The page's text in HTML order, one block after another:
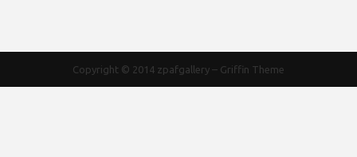
Copyright © 2014 zpafgallery – Griffin Theme